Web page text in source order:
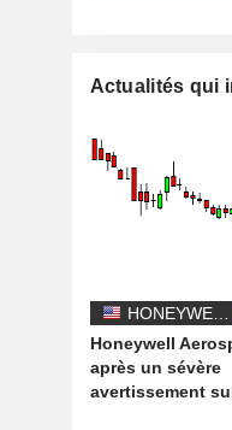
Actualités qui
HONEYWELL AEROSPACE INC.
Honeywell
après un sévère
avertissement